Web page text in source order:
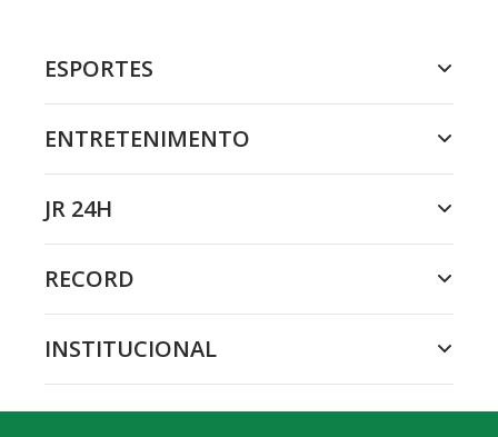
ESPORTES
ENTRETENIMENTO
JR 24H
RECORD
INSTITUCIONAL